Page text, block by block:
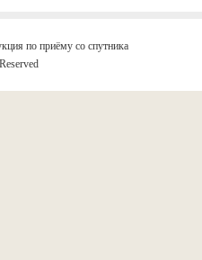
по приёму со спутника